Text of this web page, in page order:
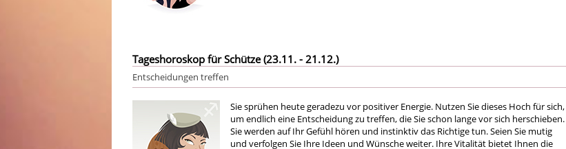
Tageshoroskop für Schütze (23.11. - 21.12.)
Entscheidungen treffen
Sie sprühen heute geradezu vor positiver Energie. Nutzen Sie dieses Hoch für sich,
um endlich eine Entscheidung zu treffen, die Sie schon lange vor sich herschieben.
Sie werden auf Ihr Gefühl hören und instinktiv das Richtige tun. Seien Sie mutig
und verfolgen Sie Ihre Ideen und Wünsche weiter. Ihre Vitalität bietet Ihnen die